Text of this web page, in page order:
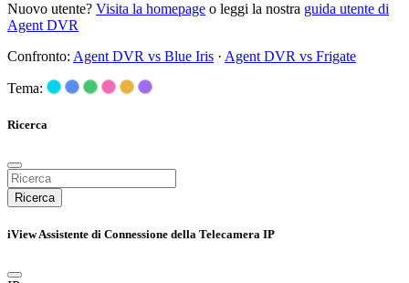
Nuovo utente? Visita la homepage o leggi la nostra guida utente di
Agent DVR
Confronto: Agent DVR vs Blue Iris · Agent DVR vs Frigate
Tema:
Ricerca
Ricerca
iView Assistente di Connessione della Telecamera IP